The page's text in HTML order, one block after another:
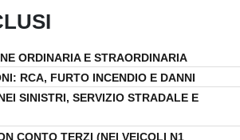
ORDINARIA E STRAORDINARIA
RCA, FURTO INCENDIO E DANNI
SINISTRI, SERVIZIO STRADALE E
CONTO TERZI (NEI VEICOLI N1